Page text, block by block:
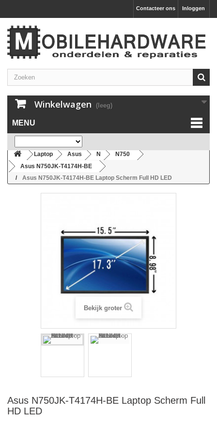
Inloggen
Contacteer ons
Winkelwagen (leeg)
MENU
Laptop Asus N
N750
Asus N750JK-T4174H-BE
Asus N750JK-T4174H-BE Laptop Scherm Full HD LED
Bekijk groter
Asus N750JK-T4174H-BE Laptop Scherm Full
HD LED